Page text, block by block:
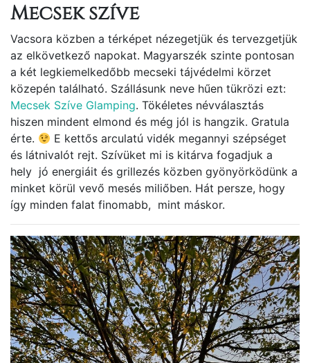
Mecsek szíve
Vacsora közben a térképet nézegetjük és tervezgetjük
az elkövetkező napokat. Magyarszék szinte pontosan
a két legkiemelkedőbb mecseki tájvédelmi körzet
közepén található. Szállásunk neve hűen tükrözi ezt:
Mecsek Szíve Glamping. Tökéletes névválasztás
hiszen mindent elmond és még jól is hangzik. Gratula
érte.
E kettős arculatú vidék megannyi szépséget
és látnivalót rejt. Szívüket mi is kitárva fogadjuk a
hely jó energiáit és grillezés közben gyönyörködünk a
minket körül vevő mesés miliőben. Hát persze, hogy
így minden falat finomabb, mint máskor.